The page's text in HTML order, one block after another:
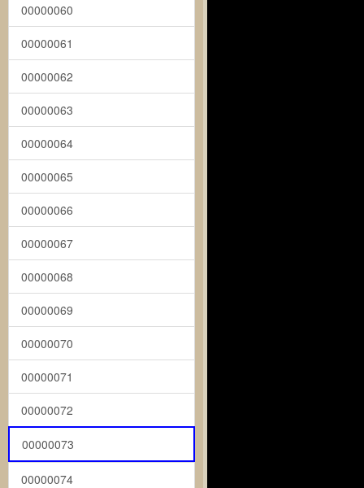
00000060
00000061
00000062
00000063
00000064
00000065
00000066
00000067
00000068
00000069
00000070
00000071
00000072
00000073
00000074